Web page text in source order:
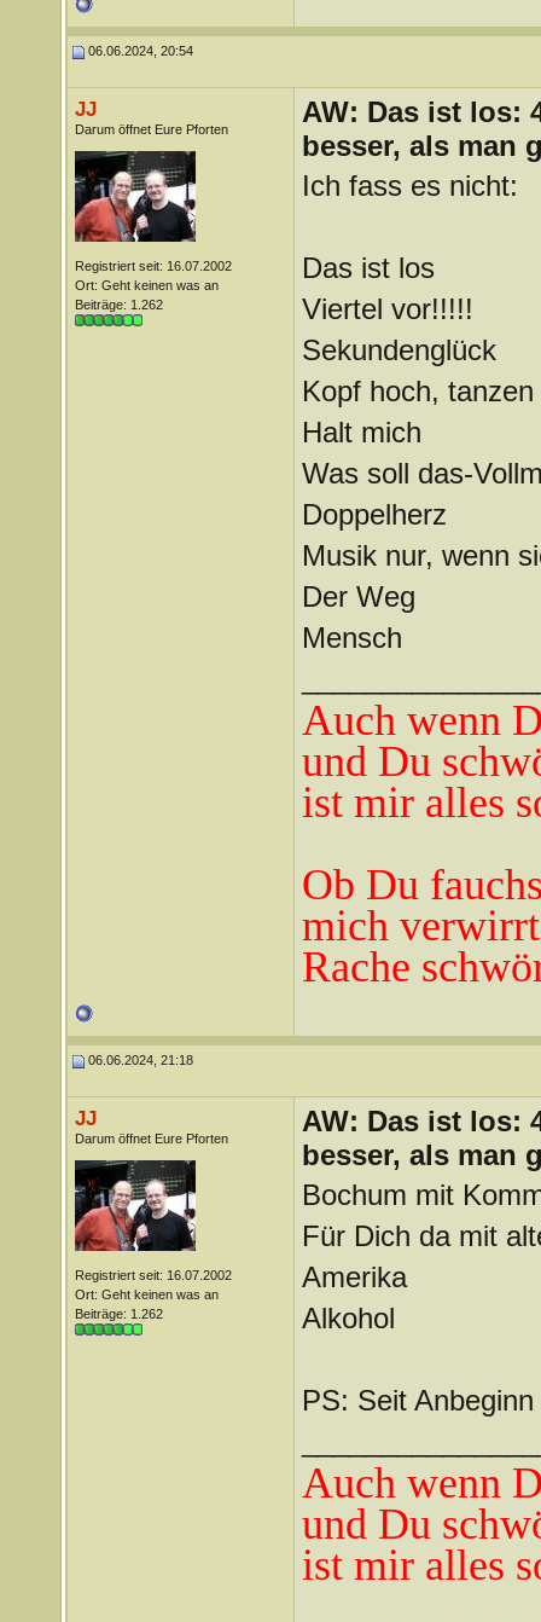
06.06.2024, 20:54
JJ
Darum öffnet Eure Pforten
Registriert seit: 16.07.2002
Ort: Geht keinen was an
Beiträge: 1.262
AW: Das ist los:
besser, als man
Ich fass es nicht:
Das ist los
Viertel vor!!!!!
Sekundenglück
Kopf hoch, tanzen
Halt mich
Was soll das-
Doppelherz
Musik nur, wenn
Der Weg
Mensch
Auch wenn
und Du
ist mir alles
Ob Du
mich
Rache
06.06.2024, 21:18
JJ
Darum öffnet Eure Pforten
Registriert seit: 16.07.2002
Ort: Geht keinen was an
Beiträge: 1.262
AW: Das ist los:
besser, als man
Bochum mit
Für Dich da mit
Amerika
Alkohol
PS: Seit
Auch wenn
und Du
ist mir alles